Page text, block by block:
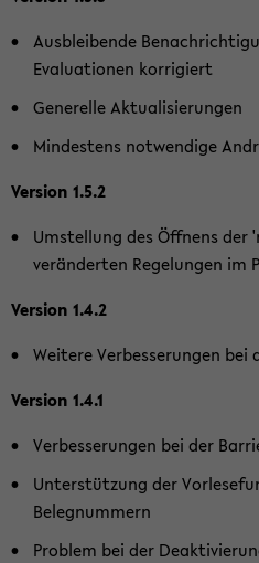
Aus­blei­ben­de
Eva­lua­tio­nen kor­ri­giert
Ge­ne­rel­le Ak­tua­li­sie­run­gen
Min­des­tens not­wen­di­ge
Ver­si­on 1.5.2
Um­stel­lung des Öff­nens der
ver­än­der­ten Re­ge­lun­gen im
Ver­si­on 1.4.2
Wei­te­re Ver­bes­se­run­gen
Ver­si­on 1.4.1
Ver­bes­se­run­gen bei der
Un­ter­stüt­zung der
Be­leg­num­mern
Pro­blem bei der